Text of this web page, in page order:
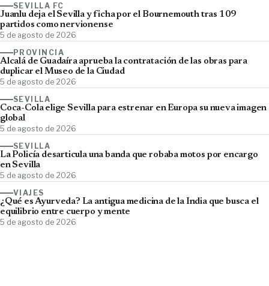
SEVILLA FC
Juanlu deja el Sevilla y ficha por el Bournemouth tras 109
partidos como nervionense
5 de agosto de 2026
PROVINCIA
Alcalá de Guadaíra aprueba la contratación de las obras para
duplicar el Museo de la Ciudad
5 de agosto de 2026
SEVILLA
Coca-Cola elige Sevilla para estrenar en Europa su nueva imagen
global
5 de agosto de 2026
SEVILLA
La Policía desarticula una banda que robaba motos por encargo
en Sevilla
5 de agosto de 2026
VIAJES
¿Qué es Ayurveda? La antigua medicina de la India que busca el
equilibrio entre cuerpo y mente
5 de agosto de 2026